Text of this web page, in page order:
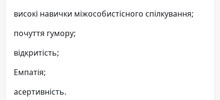
високі навички міжособистісного спілкування;
почуття гумору;
відкритість;
Емпатія;
асертивність.